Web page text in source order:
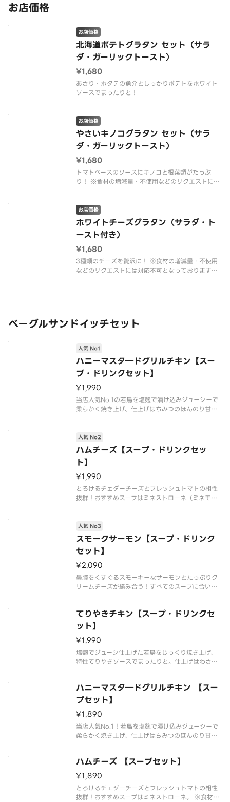
お店価格
北海道ポテトグラタン セット（サラ
ダ・ガーリックトースト）
お店価格
¥1,680
あさり・ホタテの魚介としっかりポテトをホワイト
ソースでまったりと！
やさいキノコグラタン セット（サラ
ダ・ガーリックトースト）
お店価格
¥1,680
トマトベースのソースにキノコと根菜類がたっぷ
り！ ※食材の増減量・不使用などのリクエストには
ホワイトチーズグラタン（サラダ・ト
ースト付き）
お店価格
¥1,680
3種類のチーズを贅沢に！ ※食材の増減量・不使用
などのリクエストには対応不可となっておりますご
ベーグルサンドイッチセット
ハニーマスタ―ドグリルチキン【スー
プ・ドリンクセット】
人気 No1
¥1,990
当店人気No.1の若鳥を塩麴で漬け込みジューシーで
柔らかく焼き上げ、仕上げはちみつのほんのり甘い
可となっておりますご了承ください。
ハムチーズ【スープ・ドリンクセッ
ト】
人気 No2
¥1,990
とろけるチェダーチーズとフレッシュトマトの相性
抜群！おすすめスープはミネストローネ（ミネモテ
不可となっておりますご了承ください。
スモークサーモン【スープ・ドリンク
セット】
人気 No3
¥2,090
鼻腔をくすぐるスモーキーなサーモンとたっぷりク
リームチーズが絡み合う！すべてのスープに合いま
てりやきチキン【スープ・ドリンクセ
ット】
¥1,990
塩麴でジューシ仕上げた若鳥をじっくり焼き上げ、
特性てりやきソースでまったりと。仕上げはわさび
ておりますご了承ください。
ハニーマスタ―ドグリルチキン 【スー
プセット】
¥1,890
当店人気No.1！若鳥を塩麴で漬け込みジューシーで
柔らかく焼き上げ、仕上げはちみつのほんのり甘い
となっておりますご了承ください。
ハムチーズ 【スープセット】
¥1,890
とろけるチェダーチーズとフレッシュトマトの相性
抜群！おすすめスープはミネストローネ。 ※食材の